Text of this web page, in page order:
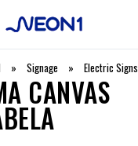
» Signage » Electric Signs
CANVAS